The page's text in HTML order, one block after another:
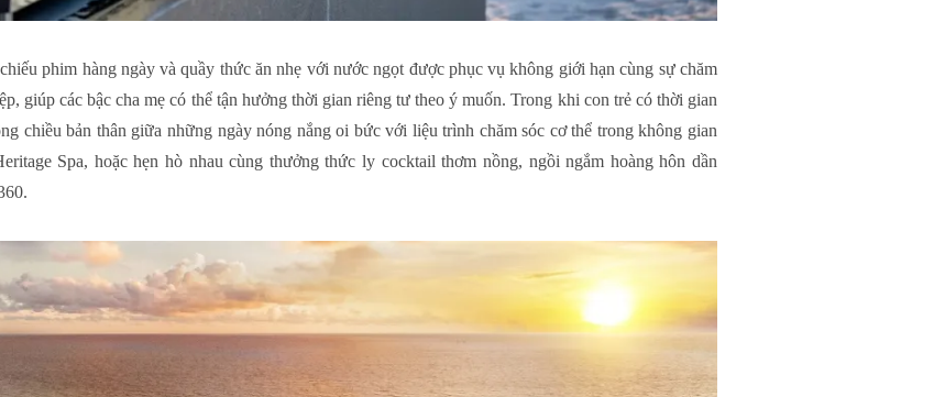
phim hàng ngày và quầy thức ăn nhẹ với nước ngọt được phục vụ không giới hạn cùng sự chăm
giúp các bậc cha mẹ có thể tận hưởng thời gian riêng tư theo ý muốn. Trong khi con trẻ có thời gian
chiều bản thân giữa những ngày nóng nắng oi bức với liệu trình chăm sóc cơ thể trong không gian
Spa, hoặc hẹn hò nhau cùng thưởng thức ly cocktail thơm nồng, ngồi ngắm hoàng hôn dần